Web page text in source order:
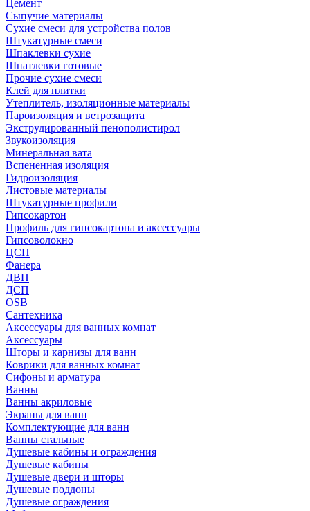
Цемент
Сыпучие материалы
Сухие смеси для устройства полов
Штукатурные смеси
Шпаклевки сухие
Шпатлевки готовые
Прочие сухие смеси
Клей для плитки
Утеплитель, изоляционные материалы
Пароизоляция и ветрозащита
Экструдированный пенополистирол
Звукоизоляция
Минеральная вата
Вспененная изоляция
Гидроизоляция
Листовые материалы
Штукатурные профили
Гипсокартон
Профиль для гипсокартона и аксессуары
Гипсоволокно
ЦСП
Фанера
ДВП
ДСП
OSB
Сантехника
Аксессуары для ванных комнат
Аксессуары
Шторы и карнизы для ванн
Коврики для ванных комнат
Сифоны и арматура
Ванны
Ванны акриловые
Экраны для ванн
Комплектующие для ванн
Ванны стальные
Душевые кабины и ограждения
Душевые кабины
Душевые двери и шторы
Душевые поддоны
Душевые ограждения